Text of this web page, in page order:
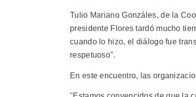
Tulio Mariano Gonzáles, de la
presidente Flores tardó mucho
cuando lo hizo, el diálogo fue
respetuoso".
En este encuentro, las